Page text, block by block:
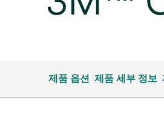
제품 옵션 제품 세부 정보